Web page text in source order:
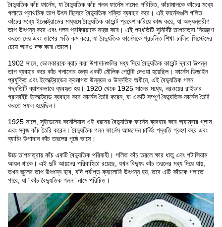
বৈদ্যুতিক কাঁচ ফার্নেস, যা বৈদ্যুতিক কাঁচ গলন ফার্নেস নামেও পরিচিত, কাঁচামালকে কাঁচের মধ্যে
গলাতে প্রাথমিক তাপ উৎস হিসেবে বৈদ্যুতিক শক্তি ব্যবহার করে। এই ফার্নেসগুলি গলিত
কাঁচের মধ্যে ইলেক্ট্রোডের মাধ্যমে বৈদ্যুতিক কারেন্ট প্রবেশ করিয়ে কাজ করে, যা অভ্যন্তরীণ
তাপ উৎপন্ন করে এবং গলন প্রক্রিয়াকে সহজ করে। এই পদ্ধতিটি সুনির্দিষ্ট তাপমাত্রা নিয়ন্ত্রণ
করতে দেয় এবং তাপের ক্ষতি কম করে, যা বৈদ্যুতিক ফার্নেসকে প্রচলিত শিখা-চালিত সিস্টেমের
চেয়ে আরও দক্ষ করে তোলে।
1902 সালে, ভোলকারকে ব্যাচ করা উপাদানগুলির মধ্য দিয়ে বৈদ্যুতিক কারেন্ট দ্বারা উত্পন্ন
তাপ ব্যবহার করে কাঁচ গলানোর জন্য একটি মৌলিক পেটেন্ট দেওয়া হয়েছিল। ফার্নেস ডিজাইন
প্রযুক্তি এবং ইলেক্ট্রোডের ক্রমাগত উন্নয়ন ও উন্নতির অধীনে, এই বৈদ্যুতিক গলন
পদ্ধতিটি ব্যাপকভাবে ব্যবহৃত হয়। 1920 থেকে 1925 সালের মধ্যে, নরওয়ের রাইডার
গ্রাফাইট ইলেক্ট্রোড ব্যবহার করে ফার্নেস তৈরি করেন, যা একটি সম্পূর্ণ বৈদ্যুতিক ফার্নেস তৈরি
করতে সফল হয়েছিল।
1925 সালে, সুইডেনের কর্নেলিয়াস এই ধরনের বৈদ্যুতিক ফার্নেস ব্যবহার করে অ্যাম্বার গ্লাস
এবং সবুজ কাঁচ তৈরি করেন। বৈদ্যুতিক গলন ফার্নেস আচ্ছাদন চার্জিং পদ্ধতি গ্রহণ করে এবং
ব্যাচিং উপাদান কাঁচ তরলের পৃষ্ঠে ভাসে।
উচ্চ তাপমাত্রায় কাঁচ একটি বৈদ্যুতিক পরিবাহী। গলিত কাঁচ তরলে ক্ষার ধাতু এবং পটাসিয়াম
আয়ন থাকে। এই দুটি আয়নের পরিবাহিতা রয়েছে, যখন বিদ্যুৎ কাঁচ তরলের মধ্য দিয়ে যায়,
তখন জুলের তাপ উৎপন্ন হবে, যদি পর্যাপ্ত ক্যালোরি উৎপন্ন হয়, তবে এটি কাঁচকে গলাতে
পারে, যা “কাঁচ বৈদ্যুতিক গলন” নামে পরিচিত।